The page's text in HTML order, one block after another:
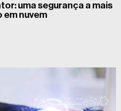
uma segurança a mais
em nuvem